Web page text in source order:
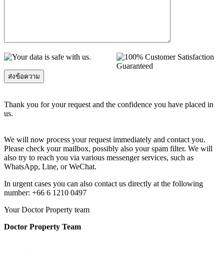
Thank you for your request and the confidence you have placed in
us.
We will now process your request immediately and contact you.
Please check your mailbox, possibly also your spam filter. We will
also try to reach you via various messenger services, such as
WhatsApp, Line, or WeChat.
In urgent cases you can also contact us directly at the following
number: +66 6 1210 0497
Your Doctor Property team
Doctor Property Team